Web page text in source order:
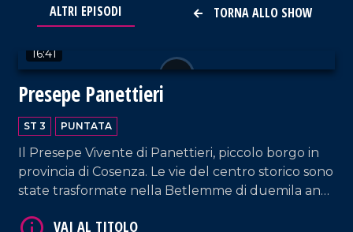
TORNA ALLO SHOW
ALTRI EPISODI
16:41
Presepe Panettieri
ST 3 PUNTATA
Il Presepe Vivente di Panettieri, piccolo borgo in
provincia di Cosenza. Le vie del centro storico sono
state trasformate nella Betlemme di duemila anni